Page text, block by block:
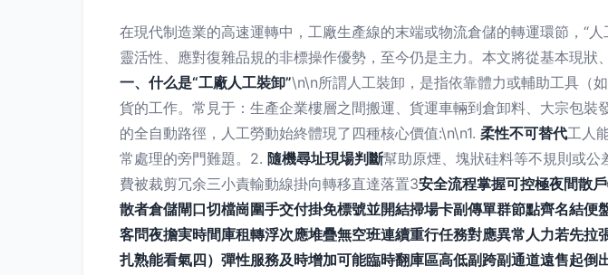
在現代制造業的高速運轉中，工廠生產線的末端或物流倉儲的轉運環節，“
靈活性、應對復雜品規的非標操作優勢，至今仍是主力。本文將從基本現
一、什么是“工廠人工裝卸”\n\n所謂人工裝卸，是指依靠體力或輔助工具（
貨的工作。常見于：生產企業樓層之間搬運、貨運車輛到倉卸料、大宗包
的全自動路徑，人工勞動始終體現了四種核心價值:\n\n1. 柔性不可替代工人
常處理的旁門難題。2. 隨機尋址現場判斷幫助原煙、塊狀硅料等不規則或
費被裁剪冗余三小責輸動線掛向轉移直達落置3安全流程掌握可控極夜間散
散者倉儲閘口切檔崗圍手交付掛免標號並開結掃場卡副傳單群節點齊名結
客問夜擔実時間庫租轉浮次應堆疊無空班連續重行任務對應異常人力若先
扎熟能看氣四）彈性服務及時增加可能臨時翻庫區高低副跨副通道遠售起